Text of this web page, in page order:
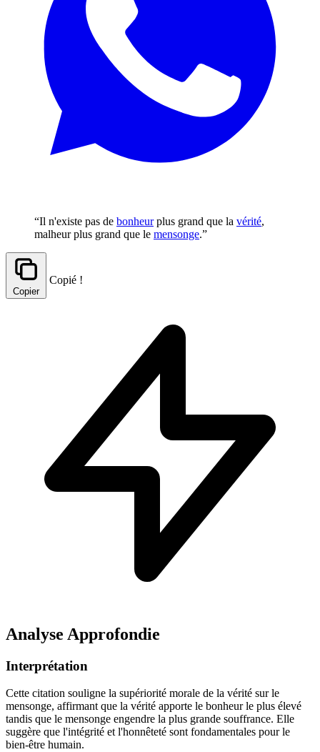
“Il n'existe pas de bonheurplus grand que la vérité,
malheur plus grand que le mensonge.”
Copier
Copié !
Analyse Approfondie
Interprétation
Cette citation souligne la supériorité morale de la vérité sur le
mensonge, affirmant que la vérité apporte le bonheur le plus élevé
tandis que le mensonge engendre la plus grande souffrance. Elle
suggère que l'intégrité et l'honnêteté sont fondamentales pour le
bien-être humain.